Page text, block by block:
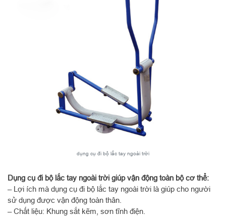
dụng cụ đi bộ lắc tay ngoài trời
Dụng cụ đi bộ lắc tay ngoài trời giúp vận động toàn bộ cơ thể:
– Lợi ích mà dụng cụ đi bộ lắc tay ngoài trời là giúp cho người
sử dụng được vận động toàn thân.
– Chất liệu: Khung sắt kẽm, sơn tĩnh điện.